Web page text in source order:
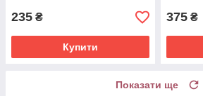
235 ₴
Купити
375 ₴
Показати ще